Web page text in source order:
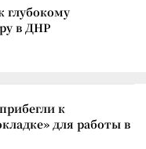
глубокому
в ДНР
к
для работы в